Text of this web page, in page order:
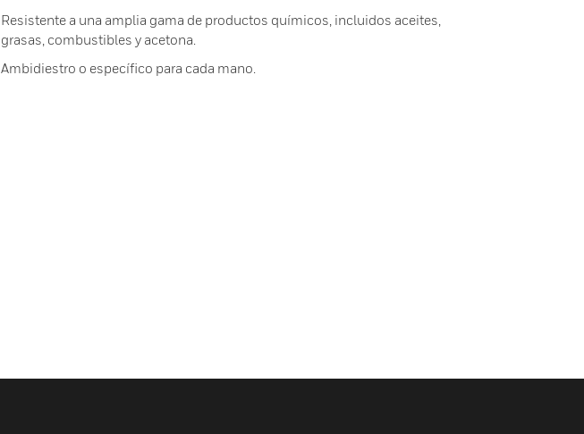
Resistente a una amplia gama de productos químicos, incluidos aceites,
grasas, combustibles y acetona.
Ambidiestro o específico para cada mano.